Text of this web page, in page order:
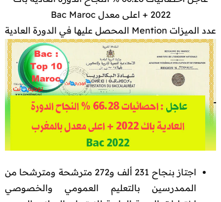
2022 + اعلى معدل Bac Maroc
عدد الميزات Mention المحصل عليها في الدورة العادية
اجتاز بنجاح 231 ألف و272 مترشحة ومترشحا من
الممدرسين بالتعليم العمومي والخصوصي